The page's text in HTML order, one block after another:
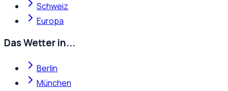
Schweiz
Europa
Das Wetter in...
Berlin
München